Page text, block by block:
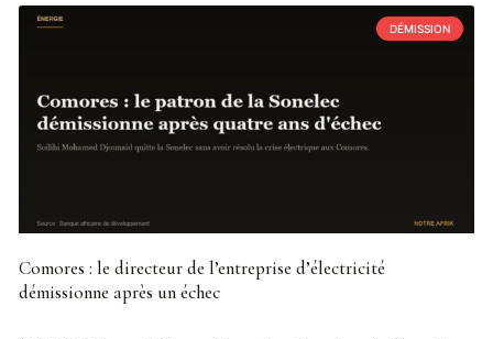
DÉMISSION
Comores : le directeur de l’entreprise d’électricité
démissionne après un échec